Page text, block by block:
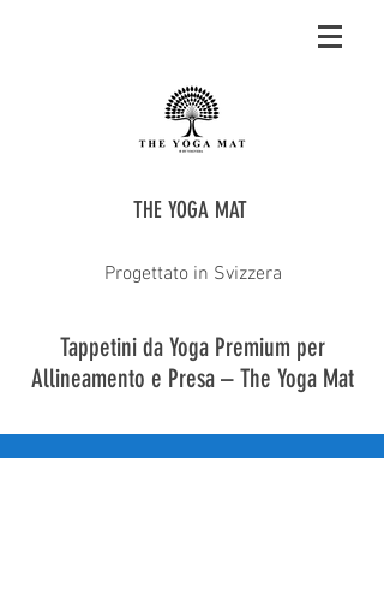
THE YOGA MAT
Progettato in Svizzera
Tappetini da Yoga Premium per
Allineamento e Presa – The Yoga Mat